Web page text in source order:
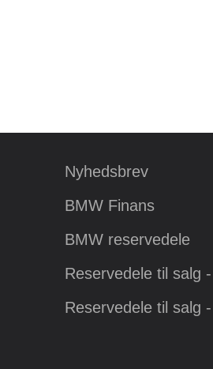
Nyhedsbrev
BMW Finans
BMW reservedele
Reservedele til salg
Reservedele til salg